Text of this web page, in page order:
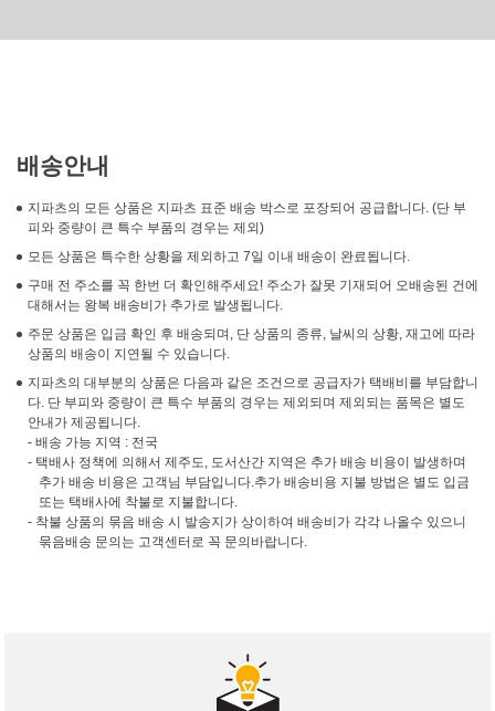
배송안내
지파츠의 모든 상품은 지파츠 표준 배송 박스로 포장되어 공급합니다. (단 부
피와 중량이 큰 특수 부품의 경우는 제외)
모든 상품은 특수한 상황을 제외하고 7일 이내 배송이 완료됩니다.
구매 전 주소를 꼭 한번 더 확인해주세요! 주소가 잘못 기재되어 오배송된 건에
대해서는 왕복 배송비가 추가로 발생됩니다.
주문 상품은 입금 확인 후 배송되며, 단 상품의 종류, 날씨의 상황, 재고에 따라
상품의 배송이 지연될 수 있습니다.
지파츠의 대부분의 상품은 다음과 같은 조건으로 공급자가 택배비를 부담합니
다. 단 부피와 중량이 큰 특수 부품의 경우는 제외되며 제외되는 품목은 별도
안내가 제공됩니다.
- 배송 가능 지역 : 전국
- 택배사 정책에 의해서 제주도, 도서산간 지역은 추가 배송 비용이 발생하며
추가 배송 비용은 고객님 부담입니다.추가 배송비용 지불 방법은 별도 입금
또는 택배사에 착불로 지불합니다.
- 착불 상품의 묶음 배송 시 발송지가 상이하여 배송비가 각각 나올수 있으니
묶음배송 문의는 고객센터로 꼭 문의바랍니다.